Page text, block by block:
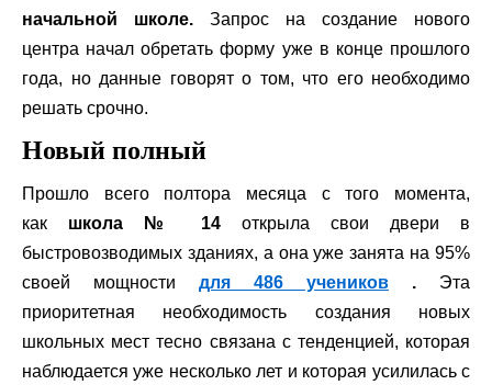
начальной школе. Запрос на создание нового
центра начал обретать форму уже в конце прошлого
года, но данные говорят о том, что его необходимо
решать срочно.
Новый полный
Прошло всего полтора месяца с того момента,
как школа № 14 открыла свои двери в
быстровозводимых зданиях, а она уже занята на 95%
своей мощности для 486 учеников . Эта
приоритетная необходимость создания новых
школьных мест тесно связана с тенденцией, которая
наблюдается уже несколько лет и которая усилилась с